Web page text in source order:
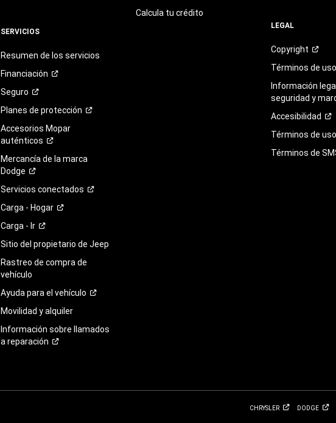
SERVICIOS
Resumen de los servicios
Financiación
Seguro
Planes de protección
Accesorios Mopar
auténticos
Mercancía de la marca
Dodge
Servicios conectados
Carga - Hogar
Carga - Ir
Sitio del propietario de Jeep
Rastreo de compra de
vehículo
Ayuda para el vehículo
Movilidad y alquiler
Información sobre llamados
a reparación
Calcula tu crédito
LEGAL
Copyright
Términos deuso
Información
seguridad y
Accesibilidad
Términos de
Términos de
CHRYSLER DODGE